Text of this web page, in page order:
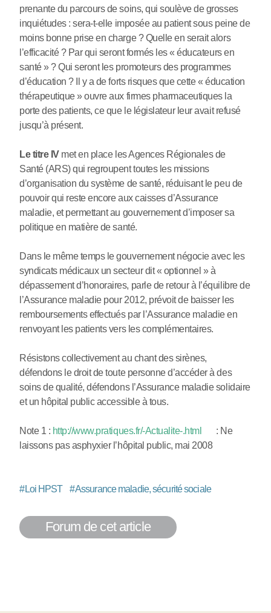
prenante du parcours de soins, qui soulève de grosses
inquiétudes : sera-t-elle imposée au patient sous peine de
moins bonne prise en charge ? Quelle en serait alors
l’efficacité ? Par qui seront formés les « éducateurs en
santé » ? Qui seront les promoteurs des programmes
d’éducation ? Il y a de forts risques que cette « éducation
thérapeutique » ouvre aux firmes pharmaceutiques la
porte des patients, ce que le législateur leur avait refusé
jusqu’à présent.
Le titre IVmet en place les Agences Régionales de
Santé (ARS) qui regroupent toutes les missions
d’organisation du système de santé, réduisant le peu de
pouvoir qui reste encore aux caisses d’Assurance
maladie, et permettant au gouvernement d’imposer sa
politique en matière de santé.
Dans le même temps le gouvernement négocie avec les
syndicats médicaux un secteur dit « optionnel » à
dépassement d’honoraires, parle de retour à l’équilibre de
l’Assurance maladie pour 2012, prévoit de baisser les
remboursements effectués par l’Assurance maladie en
renvoyant les patients vers les complémentaires.
Résistons collectivement au chant des sirènes,
défendons le droit de toute personne d’accéder à des
soins de qualité, défendons l’Assurance maladie solidaire
et un hôpital public accessible à tous.
Note 1 : http://www.pratiques.fr/-Actualite-.html
: Ne
laissons pas asphyxier l’hôpital public, mai 2008
#Loi HPST #Assurance maladie, sécurité sociale
Forum de cet article